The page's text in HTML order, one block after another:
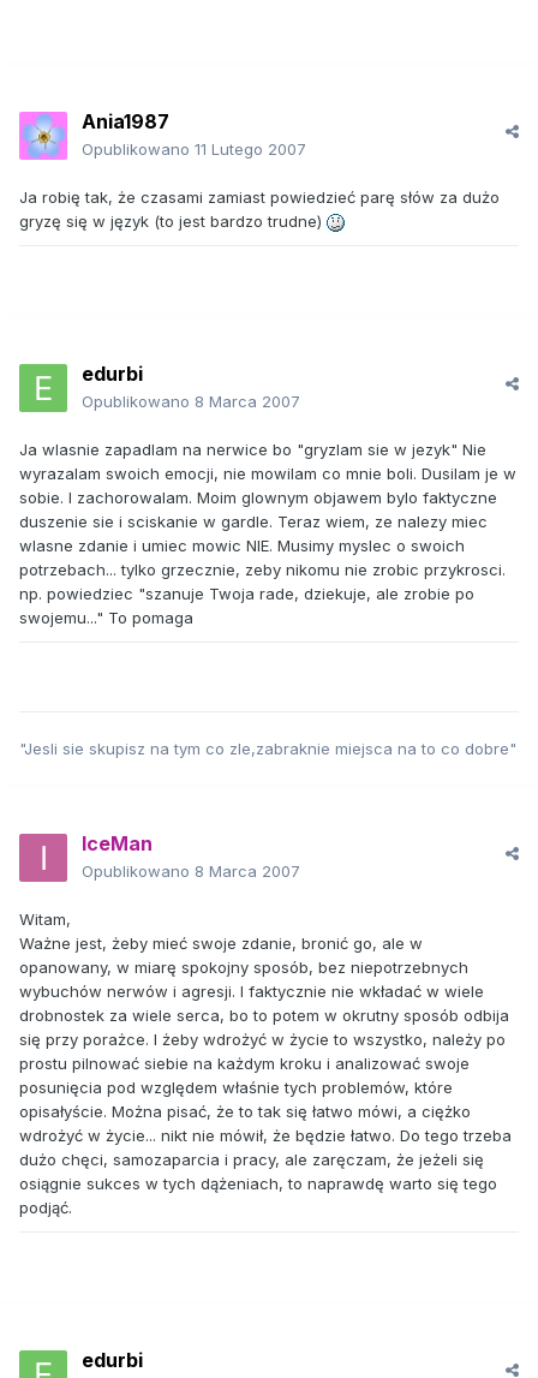
Ania1987
Opublikowano 11 Lutego 2007
Ja robię tak, że czasami zamiast powiedzieć parę słów za dużo
gryzę się w język (to jest bardzo trudne)
edurbi
Opublikowano 8 Marca 2007
Ja wlasnie zapadlam na nerwice bo "gryzlam sie w jezyk" Nie
wyrazalam swoich emocji, nie mowilam co mnie boli. Dusilam je w
sobie. I zachorowalam. Moim glownym objawem bylo faktyczne
duszenie sie i sciskanie w gardle. Teraz wiem, ze nalezy miec
wlasne zdanie i umiec mowic NIE. Musimy myslec o swoich
potrzebach... tylko grzecznie, zeby nikomu nie zrobic przykrosci.
np. powiedziec "szanuje Twoja rade, dziekuje, ale zrobie po
swojemu..." To pomaga
"Jesli sie skupisz na tym co zle,zabraknie miejsca na to co dobre"
IceMan
Opublikowano 8 Marca 2007
Witam,
Ważne jest, żeby mieć swoje zdanie, bronić go, ale w
opanowany, w miarę spokojny sposób, bez niepotrzebnych
wybuchów nerwów i agresji. I faktycznie nie wkładać w wiele
drobnostek za wiele serca, bo to potem w okrutny sposób odbija
się przy porażce. I żeby wdrożyć w życie to wszystko, należy po
prostu pilnować siebie na każdym kroku i analizować swoje
posunięcia pod względem właśnie tych problemów, które
opisałyście. Można pisać, że to tak się łatwo mówi, a ciężko
wdrożyć w życie... nikt nie mówił, że będzie łatwo. Do tego trzeba
dużo chęci, samozaparcia i pracy, ale zaręczam, że jeżeli się
osiągnie sukces w tych dążeniach, to naprawdę warto się tego
podjąć.
edurbi